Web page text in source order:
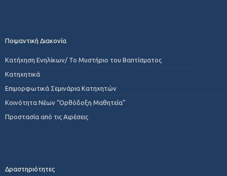
Ποιμαντική Διακονία
Κατήχηση Ενηλίκων/ Το Μυστήριο του Βαπτίσματος
Κατηχητικά
Επιμορφωτικά Σεμινάρια Κατηχητών
Κοινότητα Νέων “Ορθόδοξη Μαθητεία”
Προστασία από τις Αιρέσεις
Δραστηριότητες